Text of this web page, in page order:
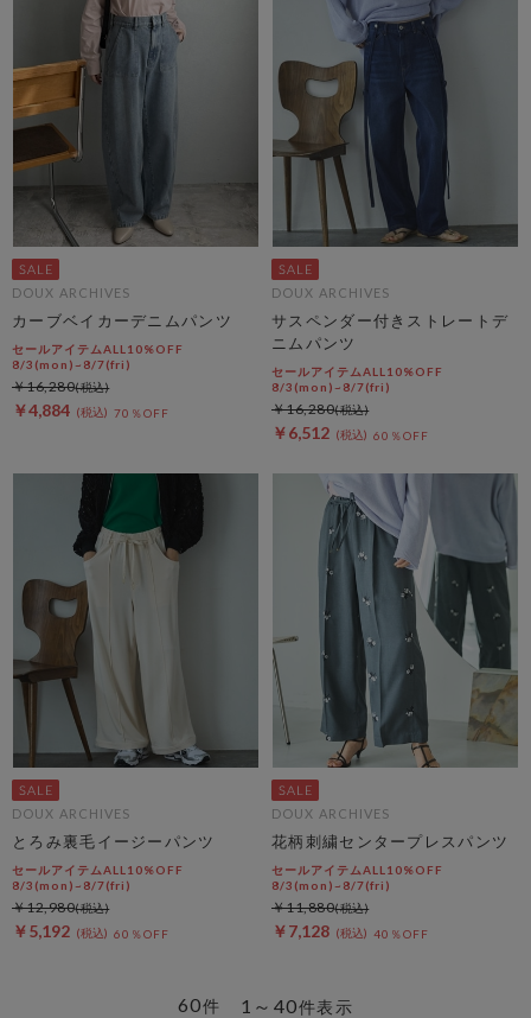
DOUX ARCHIVES
カーブベイカーデニムパンツ
セールアイテムALL10%OFF
8/3(mon)~8/7(fri)
￥4,884 70％OFF
￥16,280
DOUX ARCHIVES
サスペンダー付きストレートデ
ニムパンツ
セールアイテムALL10%OFF
8/3(mon)~8/7(fri)
￥6,512 60％OFF
￥16,280
DOUX ARCHIVES
とろみ裏毛イージーパンツ
セールアイテムALL10%OFF
8/3(mon)~8/7(fri)
￥5,192 60％OFF
￥12,980
DOUX ARCHIVES
花柄刺繍センタープレスパンツ
セールアイテムALL10%OFF
8/3(mon)~8/7(fri)
￥7,128 40％OFF
￥11,880
1～40件表示
60件